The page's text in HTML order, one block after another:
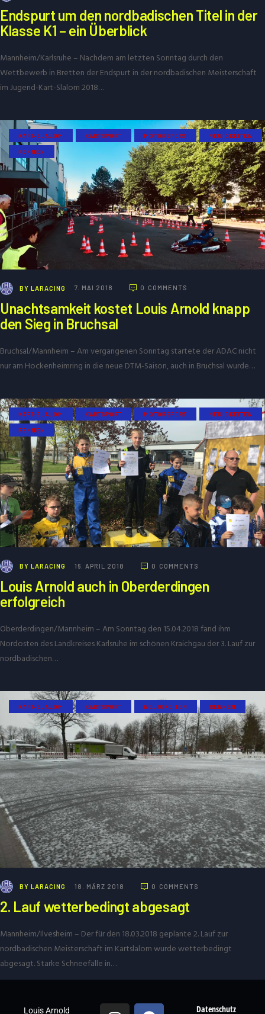
Endspurt um den nordbadischen Titel in der
Klasse K1 – ein Überblick
Mannheim/Karlsruhe – Nachdem am letzten Sonntag durch den
Wettbewerb in Bretten der Endspurt in der nordbadischen Meisterschaft
im Jugend-Kart-Slalom 2018…
KART-SLALOM KARTSPORT MOTORSPORT NEUIGKEITEN
RENNEN
BY LARACING 7. MAI 2018 0 COMMENTS
Unachtsamkeit kostet Louis Arnold knapp
den Sieg in Bruchsal
Bruchsal/Mannheim – Am vergangenen Sonntag startete der ADAC nicht
nur am Hockenheimring in die neue DTM-Saison, auch in Bruchsal wurde…
KART-SLALOM KARTSPORT MOTORSPORT NEUIGKEITEN
RENNEN
BY LARACING 16. APRIL 2018 0 COMMENTS
Louis Arnold auch in Oberderdingen
erfolgreich
Oberderdingen/Mannheim – Am Sonntag den 15.04.2018 fand ihm
Nordosten des Landkreises Karlsruhe im schönen Kraichgau der 3. Lauf zur
nordbadischen…
KART-SLALOM KARTSPORT NEUIGKEITEN RENNEN
BY LARACING 18. MÄRZ 2018 0 COMMENTS
2. Lauf wetterbedingt abgesagt
Mannheim/Ilvesheim – Der für den 18.03.2018 geplante 2. Lauf zur
nordbadischen Meisterschaft im Kartslalom wurde wetterbedingt
abgesagt. Starke Schneefälle in…
Louis Arnold Datenschutz